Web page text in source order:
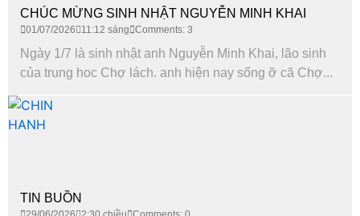
CHÚC MỪNG SINH NHẬT NGUYỄN MINH KHAI
01/07/2026 11:12 sáng Comments: 3
Ngày 1/7 là sinh nhật anh Nguyễn Minh Khai, lão sinh
của trung hoc Chợ lách. anh hiện nay sống ỡ cã Chợ...
TIN BUỒN